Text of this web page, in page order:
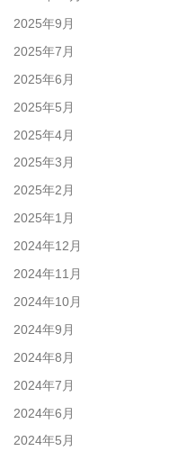
2025年9月
2025年7月
2025年6月
2025年5月
2025年4月
2025年3月
2025年2月
2025年1月
2024年12月
2024年11月
2024年10月
2024年9月
2024年8月
2024年7月
2024年6月
2024年5月